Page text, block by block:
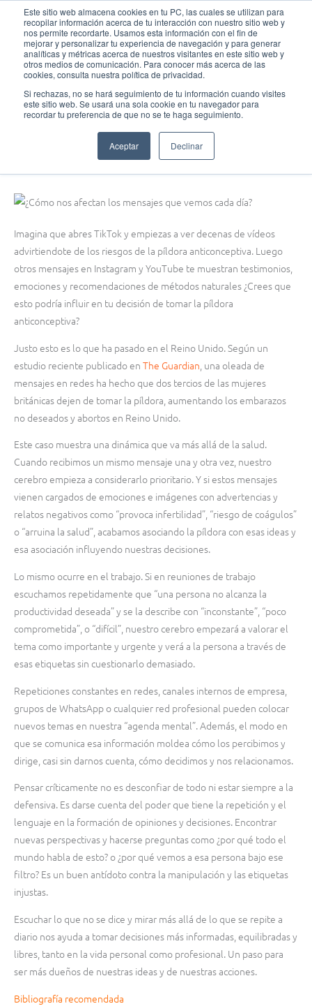
Este sitio web almacena cookies en tu PC, las cuales se utilizan para
recopilar información acerca de tu interacción con nuestro sitio web y
nos permite recordarte. Usamos esta información con el fin de
mejorar y personalizar tu experiencia de navegación y para generar
analíticas y métricas acerca de nuestros visitantes en este sitio web y
otros medios de comunicación. Para conocer más acerca de las
cookies, consulta nuestra política de privacidad.
Si rechazas, no se hará seguimiento de tu información cuando visites
este sitio web. Se usará una sola cookie en tu navegador para
recordar tu preferencia de que no se te haga seguimiento.
Aceptar Declinar
contenido
Fundación Actívate
Pensamiento crítico
Imagina que abres TikTok y empiezas a ver decenas de vídeos
advirtiendote de los riesgos de la píldora anticonceptiva. Luego
otros mensajes en Instagram y YouTube te muestran testimonios,
emociones y recomendaciones de métodos naturales ¿Crees que
esto podría influir en tu decisión de tomar la píldora
anticonceptiva?
Justo esto es lo que ha pasado en el Reino Unido. Según un
estudio reciente publicado en The Guardian , una oleada de
mensajes en redes ha hecho que dos tercios de las mujeres
británicas dejen de tomar la píldora, aumentando los embarazos
no deseados y abortos en Reino Unido.
Este caso muestra una dinámica que va más allá de la salud.
Cuando recibimos un mismo mensaje una y otra vez, nuestro
cerebro empieza a considerarlo prioritario. Y si estos mensajes
vienen cargados de emociones e imágenes con advertencias y
relatos negativos como “provoca infertilidad”, “riesgo de coágulos”
o “arruina la salud”, acabamos asociando la píldora con esas ideas y
esa asociación influyendo nuestras decisiones.
Lo mismo ocurre en el trabajo. Si en reuniones de trabajo
escuchamos repetidamente que “una persona no alcanza la
productividad deseada” y se la describe con “inconstante”, “poco
comprometida”, o “difícil”, nuestro cerebro empezará a valorar el
tema como importante y urgente y verá a la persona a través de
esas etiquetas sin cuestionarlo demasiado.
Repeticiones constantes en redes, canales internos de empresa,
grupos de WhatsApp o cualquier red profesional pueden colocar
nuevos temas en nuestra “agenda mental”. Además, el modo en
que se comunica esa información moldea cómo los percibimos y
dirige, casi sin darnos cuenta, cómo decidimos y nos relacionamos.
Pensar críticamente no es desconfiar de todo ni estar siempre a la
defensiva. Es darse cuenta del poder que tiene la repetición y el
lenguaje en la formación de opiniones y decisiones. Encontrar
nuevas perspectivas y hacerse preguntas como ¿por qué todo el
mundo habla de esto? o ¿por qué vemos a esa persona bajo ese
filtro? Es un buen antídoto contra la manipulación y las etiquetas
injustas.
Escuchar lo que no se dice y mirar más allá de lo que se repite a
diario nos ayuda a tomar decisiones más informadas, equilibradas y
libres, tanto en la vida personal como profesional. Un paso para
ser más dueños de nuestras ideas y de nuestras acciones.
Bibliografía recomendada